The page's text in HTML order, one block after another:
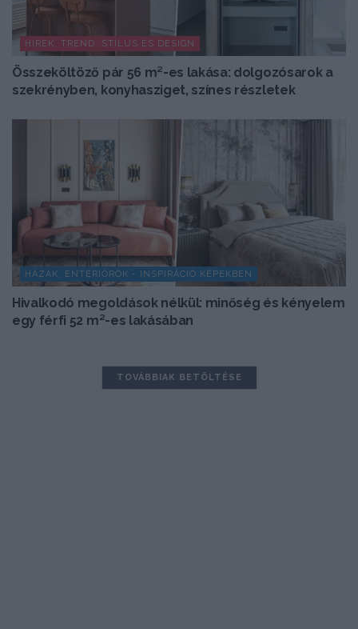
HÍREK, TREND, STÍLUS ÉS DESIGN
Összeköltöző pár 56 m²-es lakása: dolgozósarok a
szekrényben, konyhasziget, színes részletek
HÁZAK, ENTERIŐRÖK - INSPIRÁCIÓ KÉPEKBEN
Hivalkodó megoldások nélkül: minőség és kényelem
egy férfi 52 m²-es lakásában
TOVÁBBIAK BETÖLTÉSE